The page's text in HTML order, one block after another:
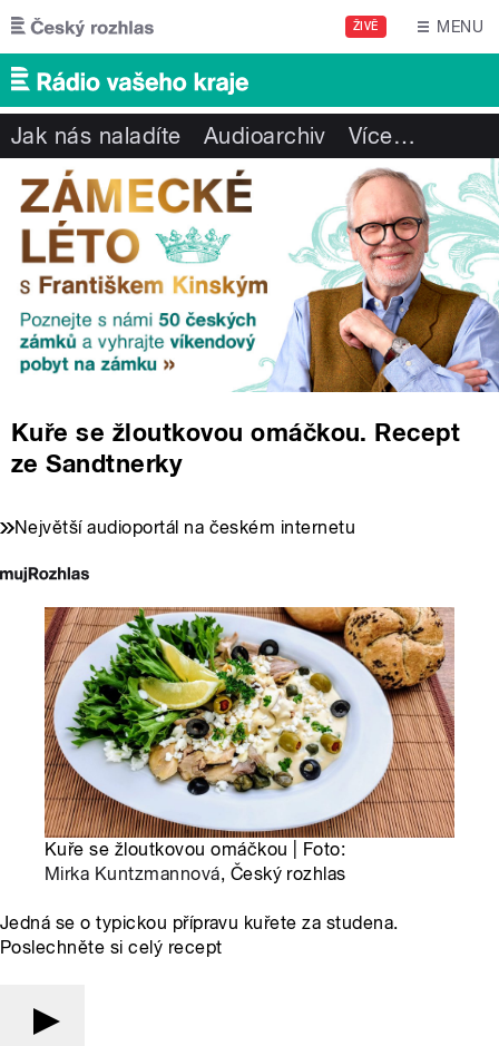
Přejít k hlavnímu obsahu
ŽIVĚ MENU
Jak nás naladíte Audioarchiv Více…
Kuře se žloutkovou omáčkou. Recept
ze Sandtnerky
Největší audioportál na českém internetu
Kuře se žloutkovou omáčkou | Foto:
Mirka Kuntzmannová, Český rozhlas
Jedná se o typickou přípravu kuřete za studena.
Poslechněte si celý recept